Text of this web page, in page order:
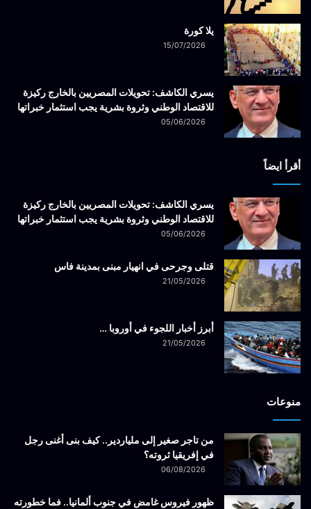
يلا كورة
15/07/2026
يسري الكاشف: تحويلات المصريين بالخارج ركيزة
للاقتصاد الوطني وثروة بشرية يجب استثمار خبراتها
05/06/2026
أقرأ ايضاً
يسري الكاشف: تحويلات المصريين بالخارج ركيزة
للاقتصاد الوطني وثروة بشرية يجب استثمار خبراتها
05/06/2026
قتلى وجرحى في انهيار مبنى بمدينة فاس
21/05/2026
أبرز أخبار اللجوء في أوروبا …
21/05/2026
منوعات
من تاجر صغير إلى ملياردير.. كيف بنى أغنى رجل
في إفريقيا ثروته؟
06/08/2026
ظهور فيروس غامض في جنوب ألمانيا.. فما خطورته